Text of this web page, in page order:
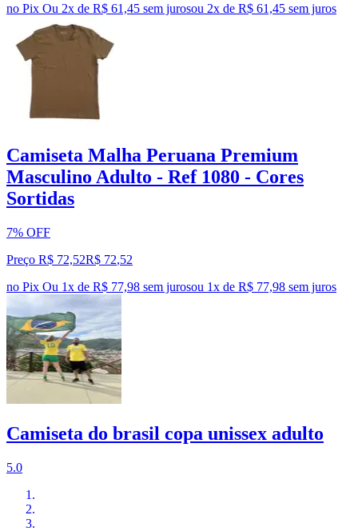
no Pix Ou 2x de R$ 61,45 sem jurosou 2x de R$ 61,45 sem juros
Camiseta Malha Peruana Premium
Masculino Adulto - Ref 1080 - Cores
Sortidas
7% OFF
Preço R$ 72,52R$ 72,52
no Pix Ou 1x de R$ 77,98 sem jurosou 1x de R$ 77,98 sem juros
Camiseta do brasil copa unissex adulto
5.0